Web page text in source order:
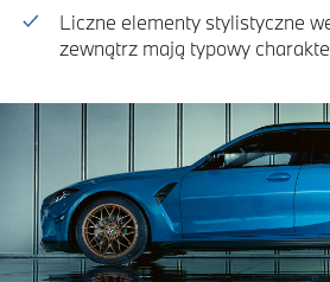
Liczne elementy stylistyczne
zewnątrz mają typowy